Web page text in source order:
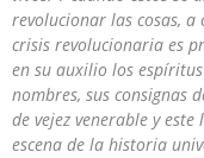
revolucionar las cosas, a
crisis revolucionaria es
en su auxilio los
nombres, sus consignas
de vejez venerable y
escena de la historia